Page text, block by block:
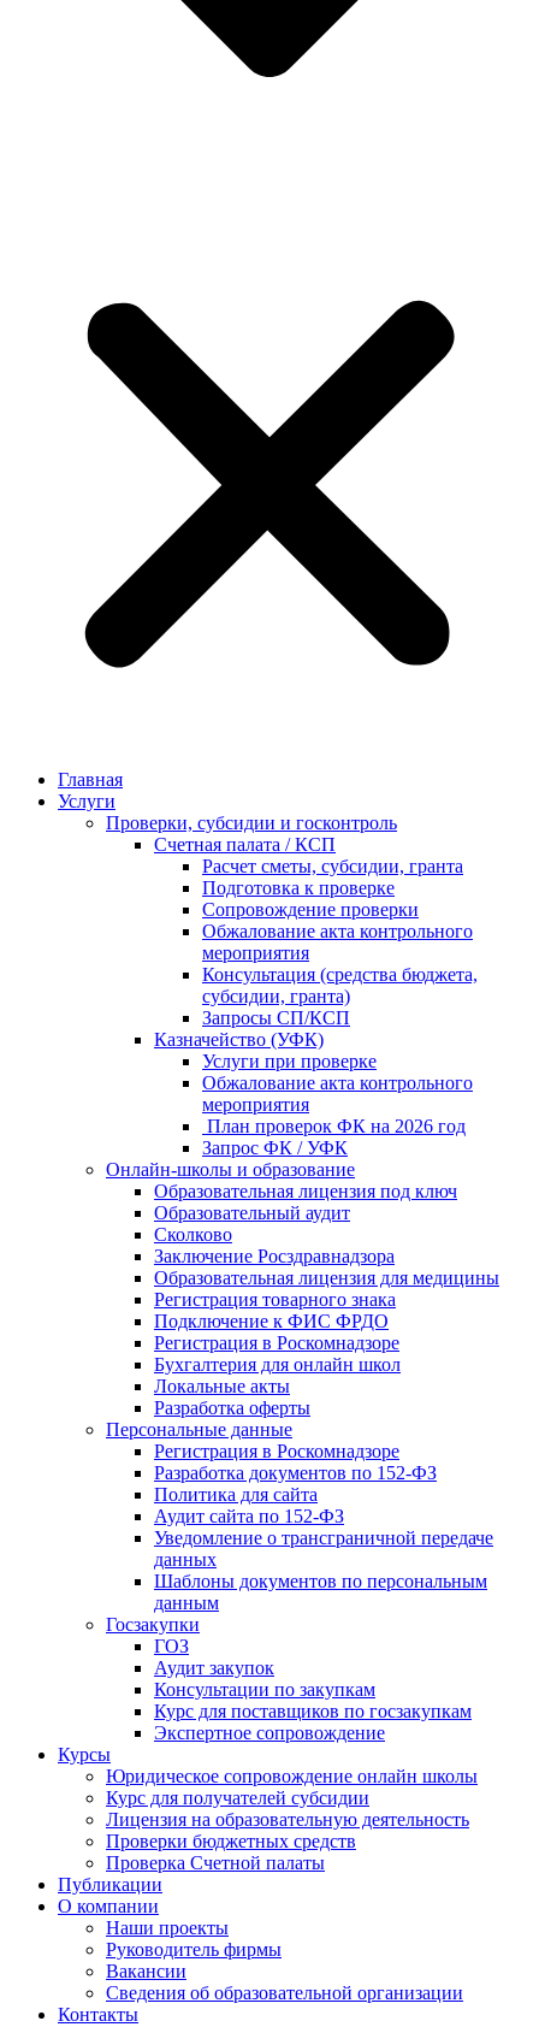
Главная
Услуги
Проверки, субсидии и госконтроль
Счетная палата / КСП
Расчет сметы, субсидии, гранта
Подготовка к проверке
Сопровождение проверки
Обжалование акта контрольного
мероприятия
Консультация (средства бюджета,
субсидии, гранта)
Запросы СП/КСП
Казначейство (УФК)
Услуги при проверке
Обжалование акта контрольного
мероприятия
План проверок ФК на 2026 год
Запрос ФК / УФК
Онлайн-школы и образование
Образовательная лицензия под ключ
Образовательный аудит
Сколково
Заключение Росздравнадзора
Образовательная лицензия для медицины
Регистрация товарного знака
Подключение к ФИС ФРДО
Регистрация в Роскомнадзоре
Бухгалтерия для онлайн школ
Локальные акты
Разработка оферты
Персональные данные
Регистрация в Роскомнадзоре
Разработка документов по 152-ФЗ
Политика для сайта
Аудит сайта по 152-ФЗ
Уведомление о трансграничной передаче
данных
Шаблоны документов по персональным
данным
Госзакупки
ГОЗ
Аудит закупок
Консультации по закупкам
Курс для поставщиков по госзакупкам
Экспертное сопровождение
Курсы
Юридическое сопровождение онлайн школы
Курс для получателей субсидии
Лицензия на образовательную деятельность
Проверки бюджетных средств
Проверка Счетной палаты
Публикации
О компании
Наши проекты
Руководитель фирмы
Вакансии
Сведения об образовательной организации
Контакты